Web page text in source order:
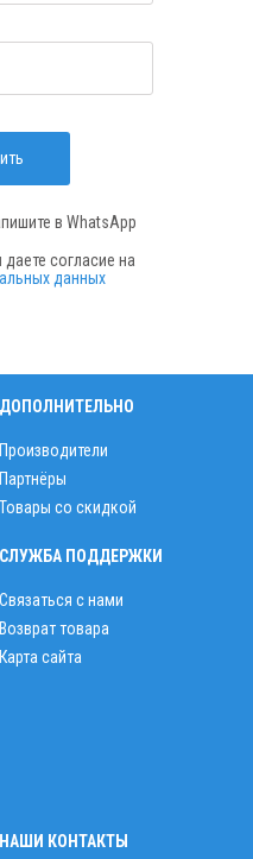
в WhatsApp
согласие на
данных
ДОПОЛНИТЕЛЬНО
Производители
Партнёры
Товары со скидкой
СЛУЖБА ПОДДЕРЖКИ
Связаться с нами
Возврат товара
Карта сайта
НАШИ КОНТАКТЫ